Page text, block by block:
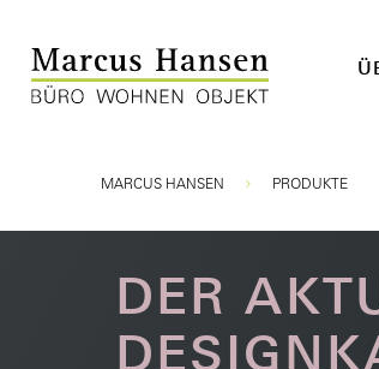
Sie sind hier:
MARCUS HANSEN PRODUKTE
DER